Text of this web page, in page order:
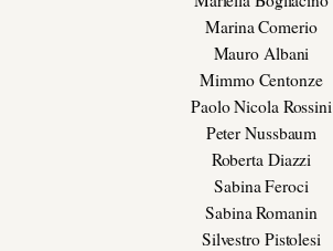
Marina Comerio
Mauro Albani
Mimmo Centonze
Paolo Nicola Rossini
Peter Nussbaum
Roberta Diazzi
Sabina Feroci
Sabina Romanin
Silvestro Pistolesi